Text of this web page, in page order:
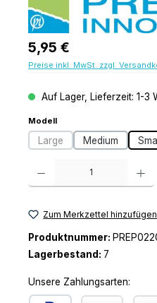
Regulärer Preis:
5,95 €
Preise inkl. MwSt. zzgl.
Auf Lager, Lieferzeit: 1-3
Modellauswählen
Large(Diese Option ist zurzeit
Medium
Produkt Anzahl: Gib den
Zum Merkzettel hinzufügen
Produktnummer:
Lagerbestand: 7
Unsere Zahlungsarten: